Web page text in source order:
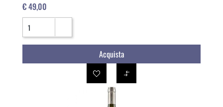
€ 49,00
Quantità
Acquista